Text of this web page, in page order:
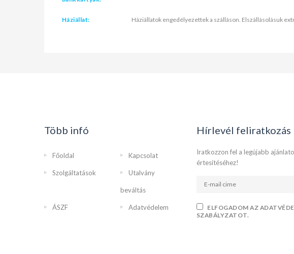
Háziállat: Háziállatok engedélyezettek a szálláson. Elszállásolásuk
Több infó
Főoldal Kapcsolat
Szolgáltatások Utalvány
beváltás
ÁSZF Adatvédelem
Hírlevél feliratkozás
Iratkozzon fel a legújabb
értesítéséhez!
ELFOGADOM AZ
SZABÁLYZATOT.